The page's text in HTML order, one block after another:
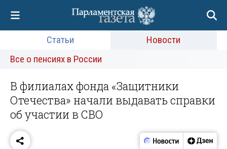
Статьи
Новости
Все о пенсиях в России
В филиалах фонда «Защитники
Отечества» начали выдавать справки
об участии в СВО